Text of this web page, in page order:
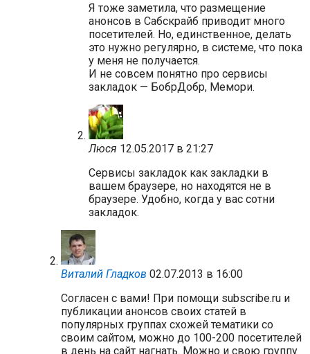
Я тоже заметила, что размещение
анонсов в Сабскрайб приводит много
посетителей. Но, единственное, делать
это нужно регулярно, в системе, что пока
у меня не получается.
И не совсем понятно про сервисы
закладок — БобрДобр, Мемори.
Люся 12.05.2017 в 21:27
Сервисы закладок как закладки в
вашем браузере, но находятся не в
браузере. Удобно, когда у вас сотни
закладок.
Виталий Гладков 02.07.2013 в 16:00
Согласен с вами! При помощи subscribe.ru и
публикации анонсов своих статей в
популярных группах схожей тематики со
своим сайтом, можно до 100-200 посетителей
в день на сайт нагнать. Можно и свою группу